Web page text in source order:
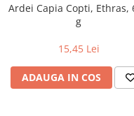
Sosuri si dressinguri
Condimente
Faina, orez & alte alimente
Paste fainoase si cereale
Chipsuri & Snacksuri
Bauturi Non-Alcoolice
Bauturi carbogazoase
Bauturi energizante
Hartie igienica
Dezinfectant toaleta
Odorizant toaleta
Servetele umede
Tratamente ingrijire corp
Deodorante si
Ceara, benzi si creme
Ardei Capia Copti, Ethras,
g
15,45 Lei
ADAUGA IN COS